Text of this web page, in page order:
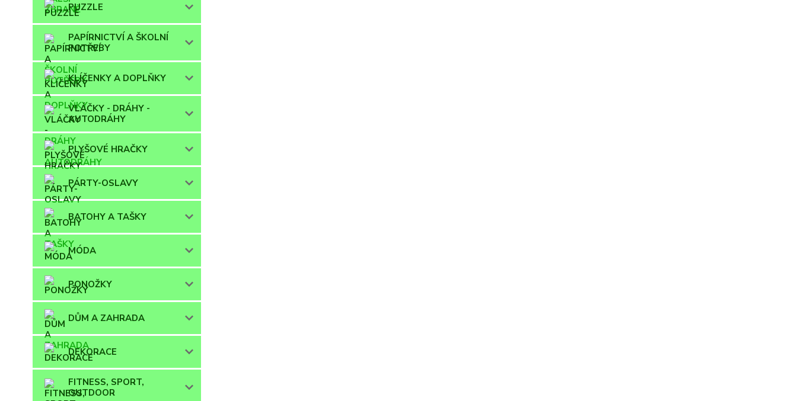
PUZZLE
PAPÍRNICTVÍ A ŠKOLNÍ
POTŘEBY
KLÍČENKY A DOPLŇKY
VLÁČKY - DRÁHY -
AUTODRÁHY
PLYŠOVÉ HRAČKY
PÁRTY-OSLAVY
BATOHY A TAŠKY
MÓDA
PONOŽKY
DŮM A ZAHRADA
DEKORACE
FITNESS, SPORT,
OUTDOOR